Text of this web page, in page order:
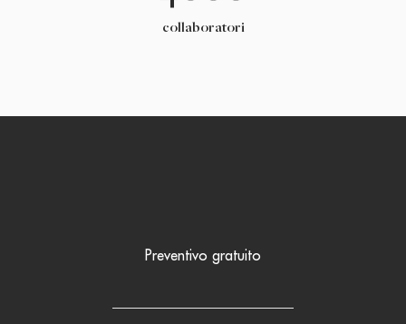
collaboratori
Preventivo gratuito